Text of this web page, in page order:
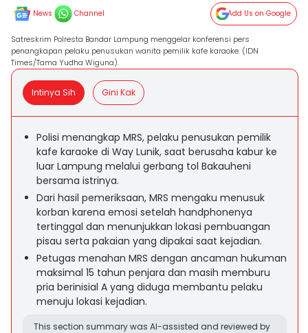
News Channel Add Us on Google
Satreskrim Polresta Bandar Lampung menggelar konferensi pers
penangkapan pelaku penusukan wanita pemilik kafe karaoke. (IDN
Times/Tama Yudha Wiguna).
Intinya Sih Gini Kak
Polisi menangkap MRS, pelaku penusukan pemilik
kafe karaoke di Way Lunik, saat berusaha kabur ke
luar Lampung melalui gerbang tol Bakauheni
bersama istrinya.
Dari hasil pemeriksaan, MRS mengaku menusuk
korban karena emosi setelah handphonenya
tertinggal dan menunjukkan lokasi pembuangan
pisau serta pakaian yang dipakai saat kejadian.
Petugas menahan MRS dengan ancaman hukuman
maksimal 15 tahun penjara dan masih memburu
pria berinisial A yang diduga membantu pelaku
menuju lokasi kejadian.
This section summary was AI-assisted and reviewed by